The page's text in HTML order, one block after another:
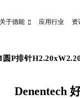
关于德能 应用行业 资
P排针
Denentech